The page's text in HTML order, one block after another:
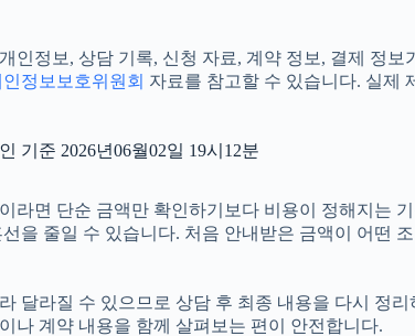
인정보, 상담 기록, 신청 자료, 계약 정보, 결제 정
인정보보호위원회 자료를 참고할 수 있습니다. 실제
기준 2026년06월02일 19시12분
라면 단순 금액만 확인하기보다 비용이 정해지는
을 줄일 수 있습니다. 처음 안내받은 금액이 어떤
달라질 수 있으므로 상담 후 최종 내용을 다시 정
나 계약 내용을 함께 살펴보는 편이 안전합니다.